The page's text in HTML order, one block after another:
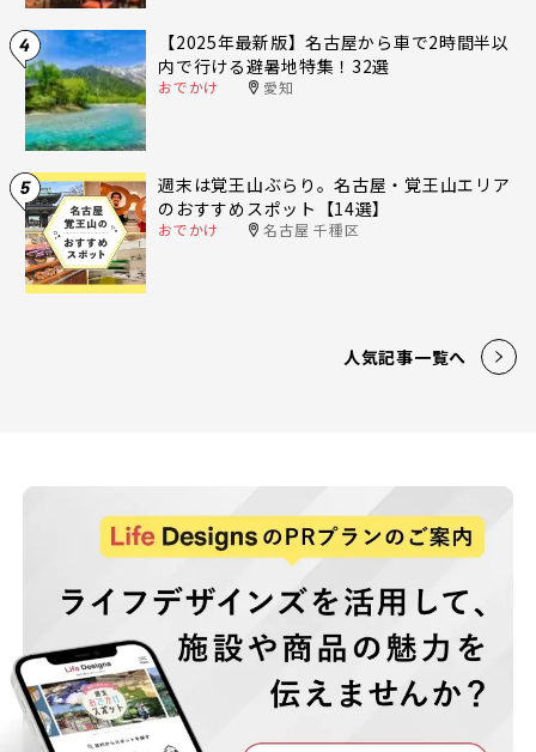
4
【2025年最新版】名古屋から車で2時間半以
内で行ける避暑地特集！32選
おでかけ 愛知
5
週末は覚王山ぶらり。名古屋・覚王山エリア
のおすすめスポット【14選】
おでかけ 名古屋 千種区
人気記事一覧へ